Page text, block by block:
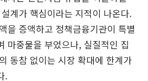
계가 핵심이라는 지적이 나온다.
을 증액하고 정책금융기관이 특별
마중물을 부었으나, 실질적인 집
동참 없이는 시장 확대에 한계가
.